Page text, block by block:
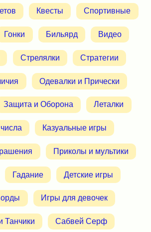
Квесты Спортивные
Гонки Бильярд Видео
Стрелялки Стратегии
Одевалки и Прически
Защита и Оборона Леталки
Казуальные игры
Приколы и мультики
Гадание Детские игры
Игры для девочек
Танчики Сабвей Серф